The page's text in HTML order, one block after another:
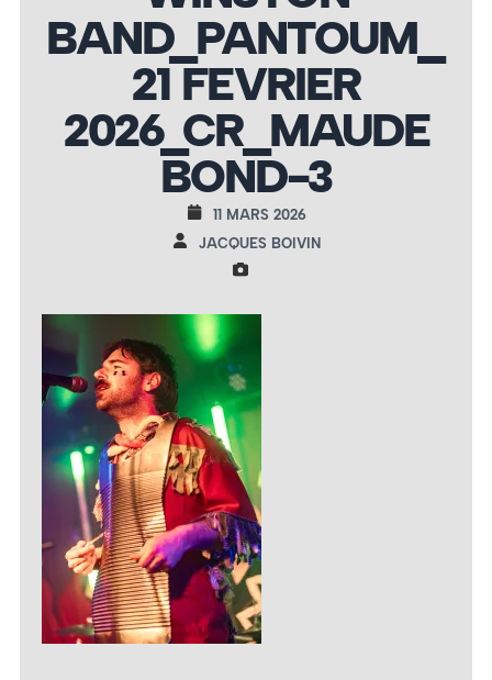
BAND_PANTOUM_
21 FEVRIER
2026_CR_MAUDE
BOND-3
11 MARS 2026
JACQUES BOIVIN